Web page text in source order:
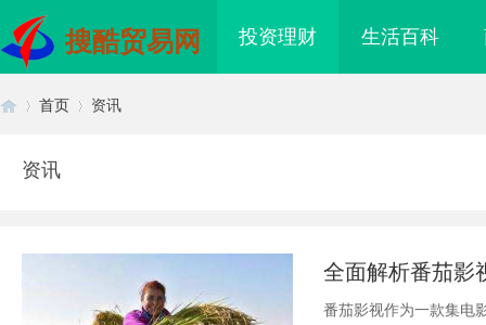
搜酷贸易网 投资理财 生活百科
首页 资讯
资讯
全面解析番茄影
番茄影视作为一款集电